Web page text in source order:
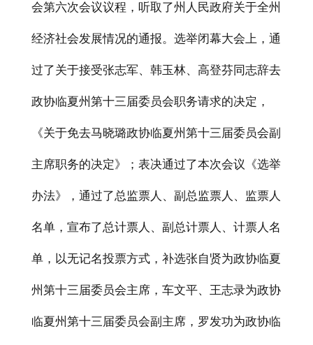
会第六次会议议程，听取了州人民政府关于全州
经济社会发展情况的通报。选举闭幕大会上，通
过了关于接受张志军、韩玉林、高登芬同志辞去
政协临夏州第十三届委员会职务请求的决定，
《关于免去马晓璐政协临夏州第十三届委员会副
主席职务的决定》；表决通过了本次会议《选举
办法》，通过了总监票人、副总监票人、监票人
名单，宣布了总计票人、副总计票人、计票人名
单，以无记名投票方式，补选张自贤为政协临夏
州第十三届委员会主席，车文平、王志录为政协
临夏州第十三届委员会副主席，罗发功为政协临